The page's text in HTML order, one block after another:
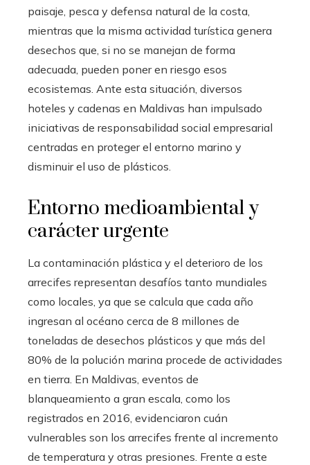
paisaje, pesca y defensa natural de la costa,
mientras que la misma actividad turística genera
desechos que, si no se manejan de forma
adecuada, pueden poner en riesgo esos
ecosistemas. Ante esta situación, diversos
hoteles y cadenas en Maldivas han impulsado
iniciativas de responsabilidad social empresarial
centradas en proteger el entorno marino y
disminuir el uso de plásticos.
Entorno medioambiental y
carácter urgente
La contaminación plástica y el deterioro de los
arrecifes representan desafíos tanto mundiales
como locales, ya que se calcula que cada año
ingresan al océano cerca de 8 millones de
toneladas de desechos plásticos y que más del
80% de la polución marina procede de actividades
en tierra. En Maldivas, eventos de
blanqueamiento a gran escala, como los
registrados en 2016, evidenciaron cuán
vulnerables son los arrecifes frente al incremento
de temperatura y otras presiones. Frente a este